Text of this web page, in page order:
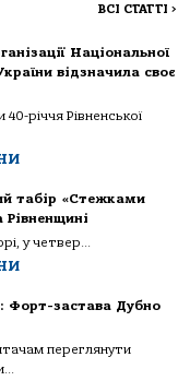
ВСІ СТАТТІ >
Національної
відзначила своє
річчя Рівненської
табір «Стежками
Рівненщині
у четвер...
Форт-застава Дубно
переглянути